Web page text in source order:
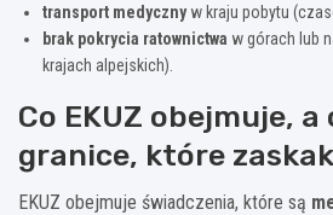
transport medycznyw kraju pobytu
brak pokrycia ratownictwa w górach lub
krajach alpejskich).
Co EKUZ obejmuje, a
granice, które
EKUZ obejmuje świadczenia, które są